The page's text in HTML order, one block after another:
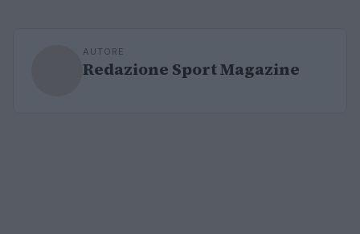
AUTORE
Redazione Sport Magazine